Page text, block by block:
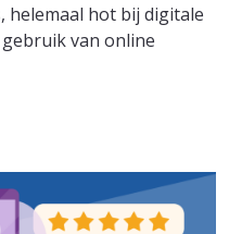
helemaal hot bij digitale
van online